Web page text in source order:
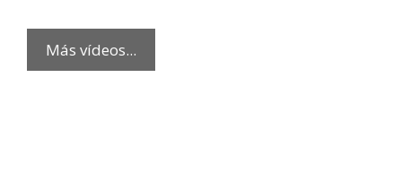
Más vídeos...